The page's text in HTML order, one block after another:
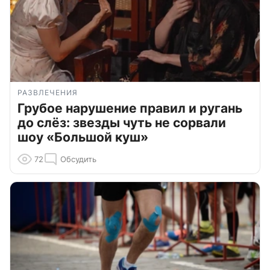
РАЗВЛЕЧЕНИЯ
Грубое нарушение правил и ругань
до слёз: звезды чуть не сорвали
шоу «Большой куш»
72 Обсудить